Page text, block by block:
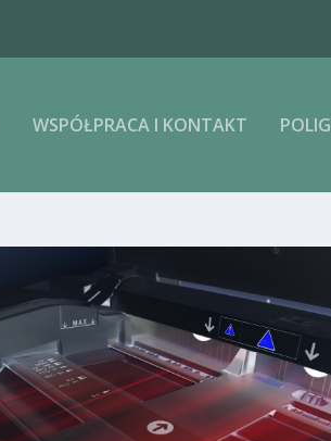
WSPÓŁPRACA I KONTAKT